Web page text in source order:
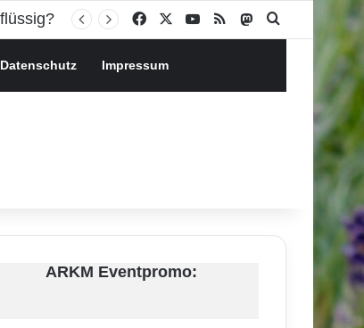
Facebook YouTube
RSS MastodonSuchen nach
Datenschutz Impressum
ARKM Eventpromo: